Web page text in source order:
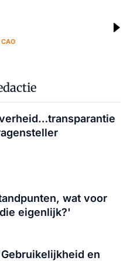
CAO
wat voor
eigenlijk?'
en